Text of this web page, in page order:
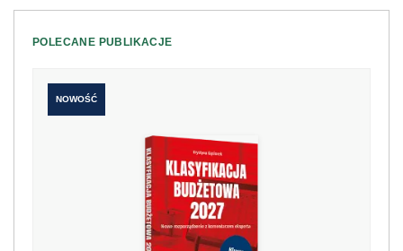
POLECANE PUBLIKACJE
NOWOŚĆ